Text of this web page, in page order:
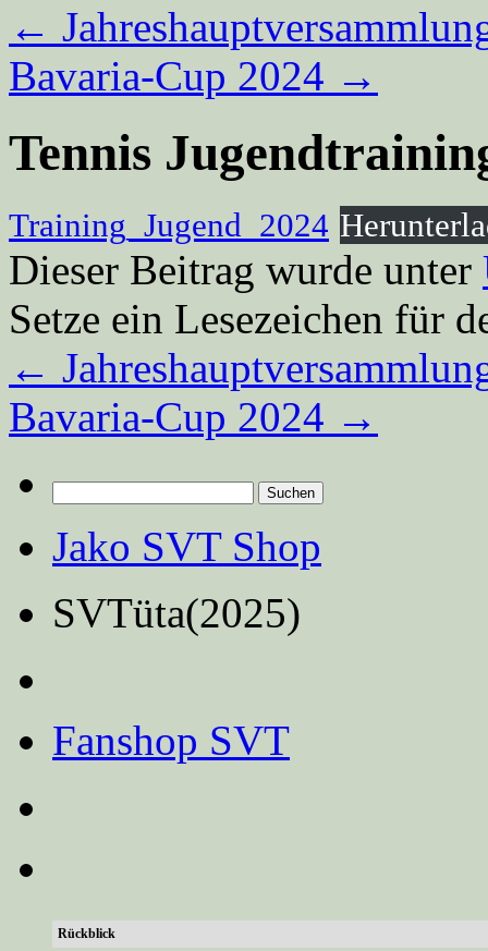
←
Bavaria-Cup 2024 →
Tennis
Training_Jugend_2024
Dieser Beitrag wurde unter
Setze ein Lesezeichen für
←
Bavaria-Cup 2024 →
nach:
Jako SVT Shop
SVTüta(2025)
Fanshop SVT